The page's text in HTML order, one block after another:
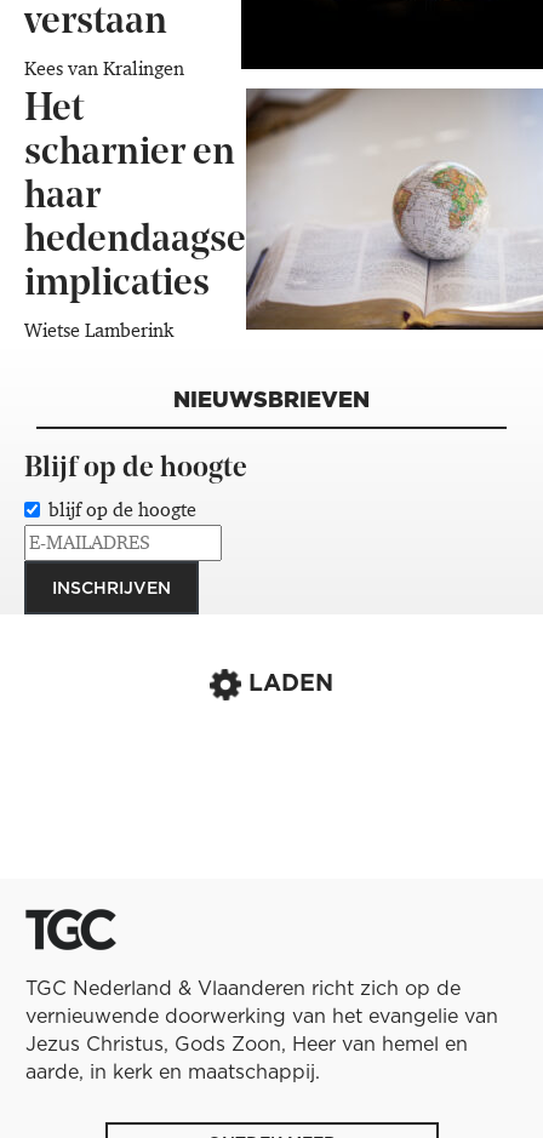
verstaan
Kees van Kralingen
Het
scharnier en
haar
hedendaagse
implicaties
Wietse Lamberink
NIEUWSBRIEVEN
Blijf op de hoogte
blijf op de hoogte
LADEN
TGC Nederland & Vlaanderen richt zich op de
vernieuwende doorwerking van het evangelie van
Jezus Christus, Gods Zoon, Heer van hemel en
aarde, in kerk en maatschappij.